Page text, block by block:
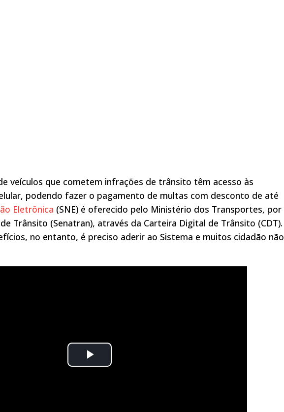
veículos que cometem infrações de trânsito têm acesso às
podendo fazer o pagamento de multas com desconto de até
Eletrônica (SNE) é oferecido pelo Ministério dos Transportes, por
Trânsito (Senatran), através da Carteira Digital de Trânsito (CDT).
no entanto, é preciso aderir ao Sistema e muitos cidadão não